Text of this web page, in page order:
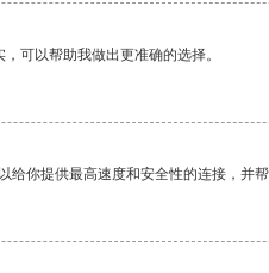
可以帮助我做出更准确的选择。
给你提供最高速度和安全性的连接，并帮